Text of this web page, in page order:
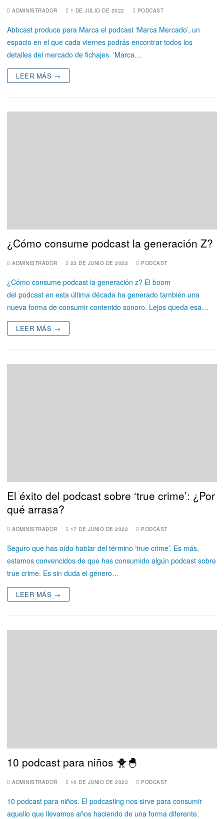
ADMINISTRADOR 1 DE JULIO DE 2022 PODCAST
Abbcast produce para Marca el podcast ‘Marca Mercado’, un
espacio en el que cada viernes podrás encontrar todos los
detalles del mercado de fichajes. ‘Marca…
LEER MÁS →
¿Cómo consume podcast la generación Z?
ADMINISTRADOR 23 DE JUNIO DE 2022 PODCAST
¿Cómo consume podcast la generación z? El boom
del podcast en esta última década ha generado también una
nueva forma de consumir contenido sonoro. Lejos queda esa…
LEER MÁS →
El éxito del podcast sobre ‘true crime’: ¿Por
qué arrasa?
ADMINISTRADOR 17 DE JUNIO DE 2022 PODCAST
Seguro que has oído hablar del término ‘true crime’. Es más,
estamos convencidos de que has consumido algún podcast sobre
true crime. Es sin duda el género…
LEER MÁS →
10 podcast para niños 🐥🐣
ADMINISTRADOR 10 DE JUNIO DE 2022 PODCAST
10 podcast para niños. El podcasting nos sirve para consumir
aquello que llevamos años haciendo de una forma diferente.